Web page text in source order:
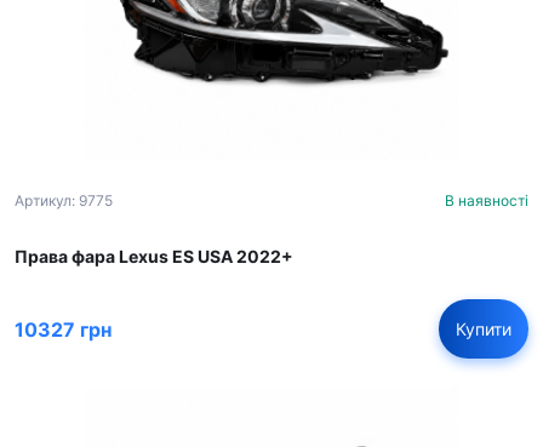
Артикул: 9775 В наявності
Права фара Lexus ES USA 2022+
10327 грн Купити